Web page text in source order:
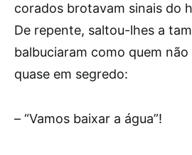
corados brotavam sinais do
De repente, saltou-lhes a
balbuciaram como quem não
quase em segredo:
– “Vamos baixar a água”!